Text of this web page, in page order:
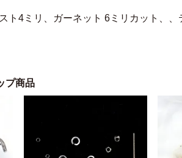
ト4ミリ、ガーネット 6ミリカット、、
プ商品